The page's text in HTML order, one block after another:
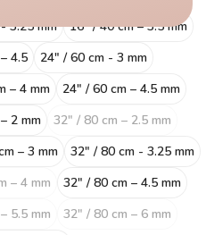
3.25 mm
16″ / 40 cm – 3.5 mm
4.5
24" / 60 cm - 3 mm
– 4 mm
24″ / 60 cm – 4.5 mm
2 mm
32″ / 80 cm – 2.5 mm
– 3 mm
32" / 80 cm - 3.25 mm
– 4 mm
32″ / 80 cm – 4.5 mm
5.5 mm
32″ / 80 cm – 6 mm